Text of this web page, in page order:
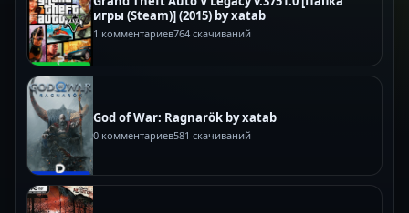
игры (Steam)] (2015) by xatab
1 комментариев764 скачиваний
God of War: Ragnarök by xatab
0 комментариев581 скачиваний